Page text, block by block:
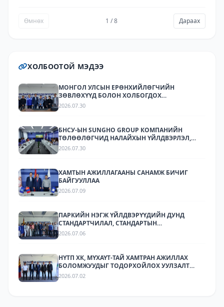
Өмнөх 1 / 8 Дараах
ХОЛБООТОЙ МЭДЭЭ
МОНГОЛ УЛСЫН ЕРӨНХИЙЛӨГЧИЙН
ЗӨВЛӨХҮҮД БОЛОН ХОЛБОГДОХ
БАЙГУУЛЛАГУУДЫН ТӨЛӨӨЛӨЛ НАЛАЙХЫН
2026.07.30
БНСУ-ЫН SUNGHO GROUP КОМПАНИЙН
ТӨЛӨӨЛӨГЧИД НАЛАЙХЫН ҮЙЛДВЭРЛЭЛ,
ТЕХНОЛОГИЙН ПАРКТ АЖИЛЛАЛАА.
2026.07.30
ХАМТЫН АЖИЛЛАГААНЫ САНАМЖ БИЧИГ
БАЙГУУЛЛАА
2026.07.09
ПАРКИЙН НЭГЖ ҮЙЛДВЭРҮҮДИЙН ДУНД
СТАНДАРТЧИЛАЛ, СТАНДАРТЫН
ХЭРЭГЖИЛТИЙН ТАЛААР СУРГАЛТ,
2026.07.06
НҮТП ХК, МҮХАҮТ-ТАЙ ХАМТРАН АЖИЛЛАХ
БОЛОМЖУУДЫГ ТОДОРХОЙЛОХ УУЛЗАЛТ
ЗОХИОН БАЙГУУЛАГДЛАА.
2026.07.02